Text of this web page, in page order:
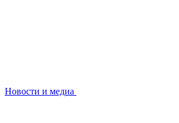
Новости и медиа